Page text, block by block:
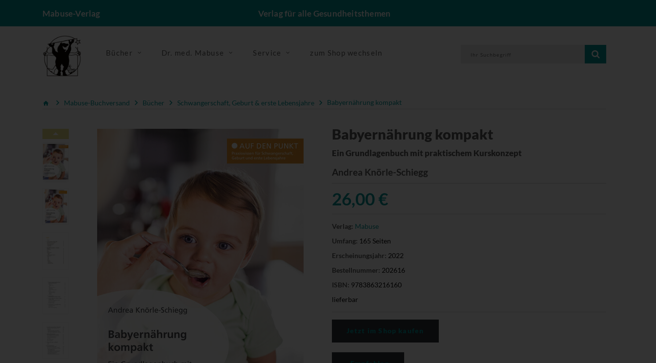
Mabuse-Verlag Verlag für alle Gesundheitsthemen
Bücher Dr. med. Mabuse Service zum Shop wechseln
Mabuse-Buchversand Bücher Schwangerschaft, Geburt & erste Lebensjahre Babyernährung kompakt
Babyernährung kompakt
Ein Grundlagenbuch mit praktischem Kurskonzept
Andrea Knörle-Schiegg
26,00 €
Verlag: Mabuse
Umfang: 165 Seiten
Erscheinungsjahr: 2022
Bestellnummer: 202616
ISBN: 9783863216160
lieferbar